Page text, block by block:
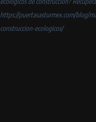
https://puertasasturmex.com/blog/
construccion-ecologicos/